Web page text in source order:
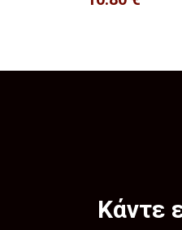
Κάντε